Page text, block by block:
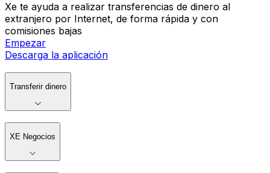
Xe te ayuda a realizar transferencias de dinero al
extranjero por Internet, de forma rápida y con
comisiones bajas
Empezar
Descarga la aplicación
Transferir dinero
XE Negocios